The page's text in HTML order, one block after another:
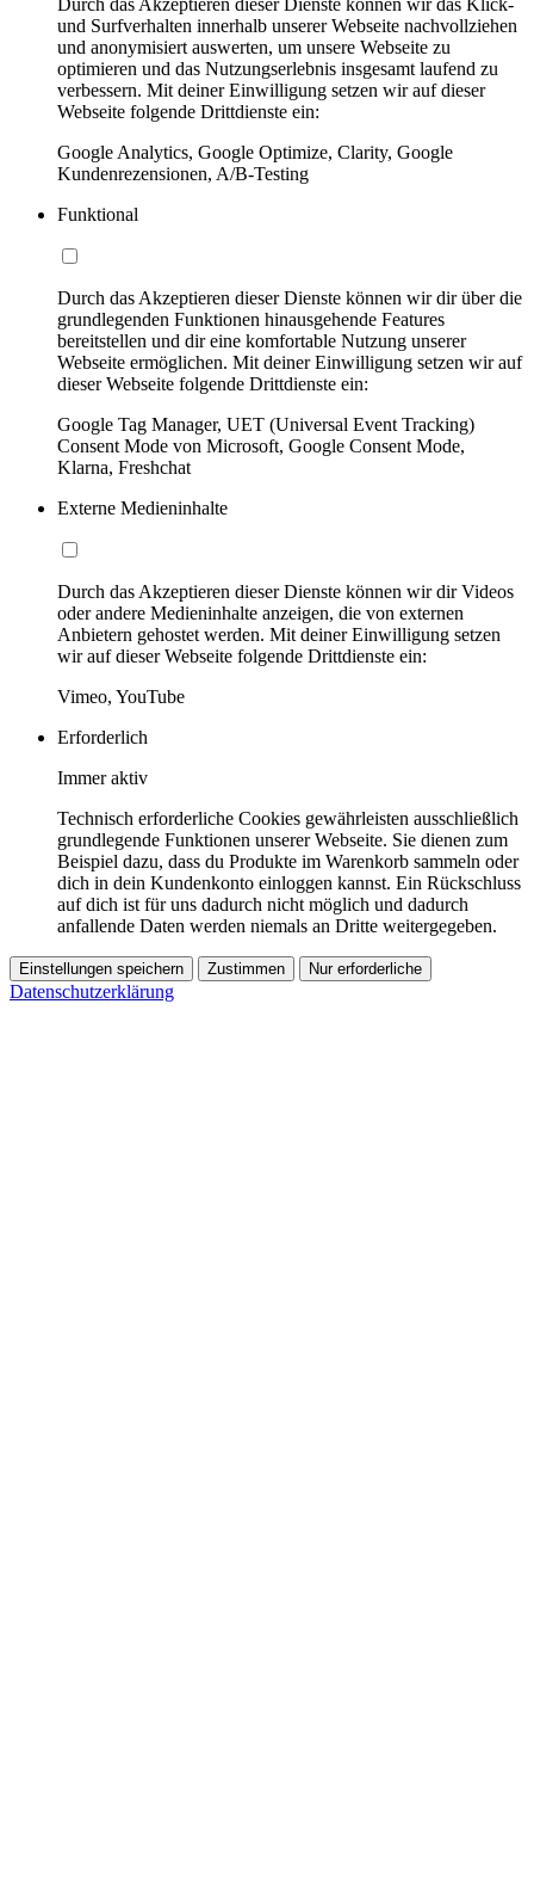
und Surfverhalten innerhalb unserer Webseite nachvollziehen
und anonymisiert auswerten, um unsere Webseite zu
optimieren und das Nutzungserlebnis insgesamt laufend zu
verbessern. Mit deiner Einwilligung setzen wir auf dieser
Webseite folgende Drittdienste ein:
Google Analytics, Google Optimize, Clarity, Google
Kundenrezensionen, A/B-Testing
Funktional
Durch das Akzeptieren dieser Dienste können wir dir über die
grundlegenden Funktionen hinausgehende Features
bereitstellen und dir eine komfortable Nutzung unserer
Webseite ermöglichen. Mit deiner Einwilligung setzen wir auf
dieser Webseite folgende Drittdienste ein:
Google Tag Manager, UET (Universal Event Tracking)
Consent Mode von Microsoft, Google Consent Mode,
Klarna, Freshchat
Externe Medieninhalte
Durch das Akzeptieren dieser Dienste können wir dir Videos
oder andere Medieninhalte anzeigen, die von externen
Anbietern gehostet werden. Mit deiner Einwilligung setzen
wir auf dieser Webseite folgende Drittdienste ein:
Vimeo, YouTube
Erforderlich
Immer aktiv
Technisch erforderliche Cookies gewährleisten ausschließlich
grundlegende Funktionen unserer Webseite. Sie dienen zum
Beispiel dazu, dass du Produkte im Warenkorb sammeln oder
dich in dein Kundenkonto einloggen kannst. Ein Rückschluss
auf dich ist für uns dadurch nicht möglich und dadurch
anfallende Daten werden niemals an Dritte weitergegeben.
Einstellungen speichern Zustimmen Nur erforderliche
Datenschutzerklärung